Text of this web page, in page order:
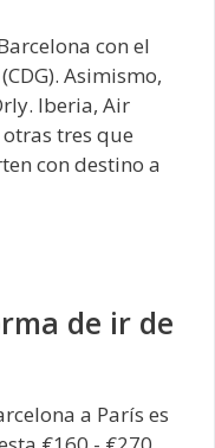
con el
Asimismo,
Iberia, Air
tres que
con destino a
de ir de
a París es